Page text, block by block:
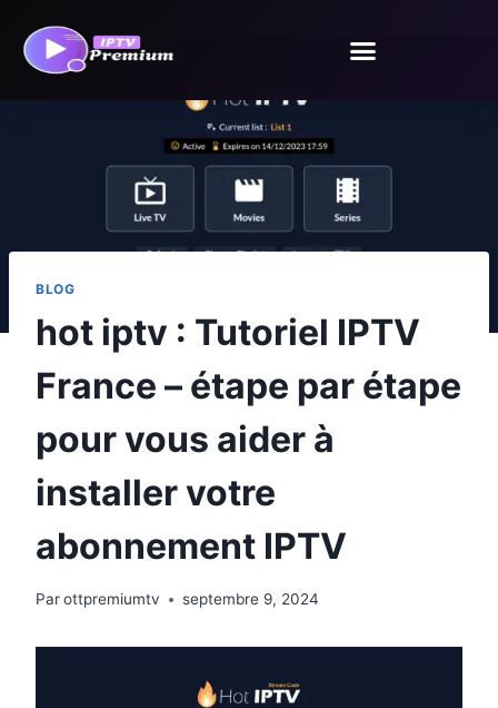
BLOG
hot iptv : Tutoriel IPTV
France – étape par étape
pour vous aider à
installer votre
abonnement IPTV
Parottpremiumtv septembre 9, 2024